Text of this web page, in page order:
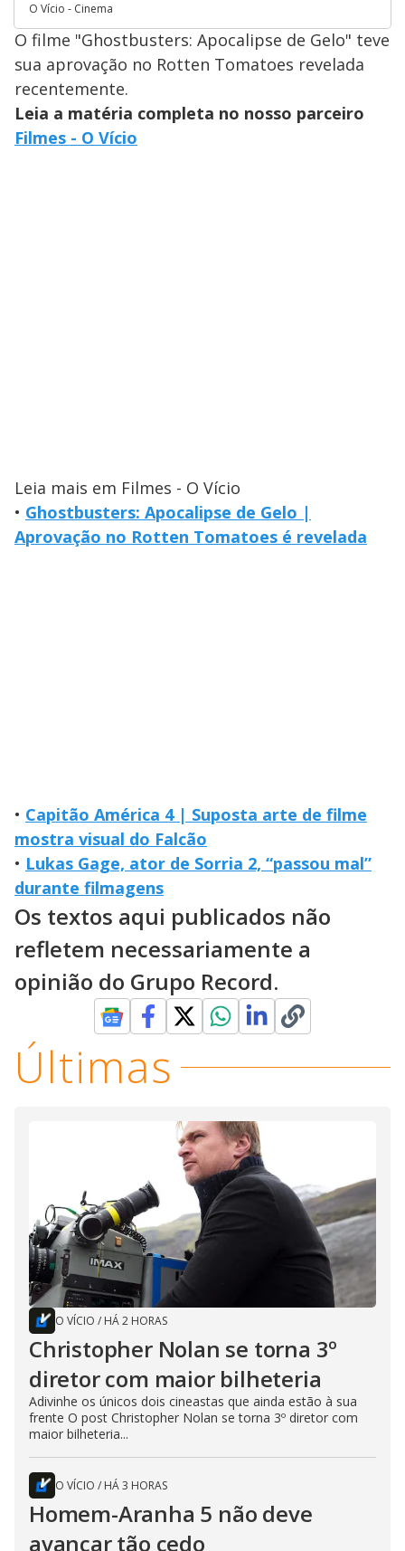
O Vício - Cinema
O filme "Ghostbusters: Apocalipse de Gelo" teve
sua aprovação no Rotten Tomatoes revelada
recentemente.
Leia a matéria completa no nosso parceiro
Filmes - O Vício
Leia mais em Filmes - O Vício
• Ghostbusters: Apocalipse de Gelo |
Aprovação no Rotten Tomatoes é revelada
• Capitão América 4 | Suposta arte de filme
mostra visual do Falcão
• Lukas Gage, ator de Sorria 2, “passou mal”
durante filmagens
Os textos aqui publicados não
refletem necessariamente a
opinião do Grupo Record.
Últimas
O VÍCIO / HÁ 2 HORAS
Christopher Nolan se torna 3º
diretor com maior bilheteria
Adivinhe os únicos dois cineastas que ainda estão à sua
frente O post Christopher Nolan se torna 3º diretor com
maior bilheteria...
O VÍCIO / HÁ 3 HORAS
Homem-Aranha 5 não deve
avançar tão cedo